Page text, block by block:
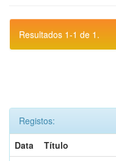
Resultados 1-1 de 1.
Registos:
Data
Título